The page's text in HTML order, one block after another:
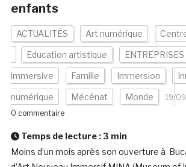
enfants
ACTUALITÉS Art numérique
Education artistique ENTREPRISES
immersive Famille Immersion
numérique Mécénat Monde 19/
0 commentaire
Temps de lecture : 3 min
Moins d’un mois après son ouverture à